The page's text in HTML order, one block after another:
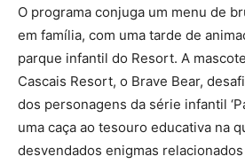
O programa conjuga um menu de
em família, com uma tarde de
parque infantil do Resort. A
Cascais Resort, o Brave Bear,
dos personagens da série infantil
uma caça ao tesouro educativa na
desvendados enigmas